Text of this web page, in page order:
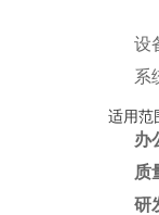
设
系
适用范
办
质
研